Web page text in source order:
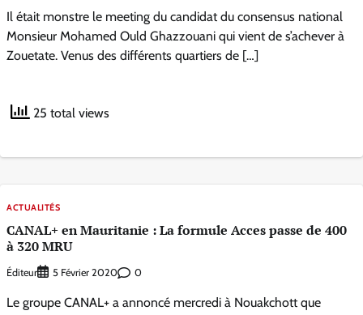
Il était monstre le meeting du candidat du consensus national
Monsieur Mohamed Ould Ghazzouani qui vient de s’achever à
Zouetate. Venus des différents quartiers de […]
25 total views
ACTUALITÉS
CANAL+ en Mauritanie : La formule Acces passe de 400
à 320 MRU
Éditeur 5 Février 2020 0
Le groupe CANAL+ a annoncé mercredi à Nouakchott que